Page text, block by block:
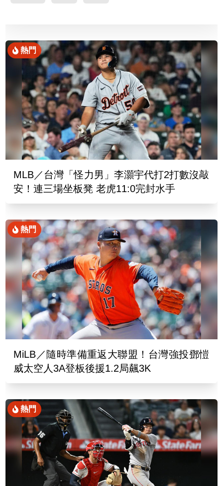
熱門
MLB／台灣「怪力男」李灝宇代打2打數沒敲
安！連三場坐板凳 老虎11:0完封水手
熱門
MiLB／隨時準備重返大聯盟！台灣強投鄧愷
威太空人3A登板後援1.2局飆3K
熱門